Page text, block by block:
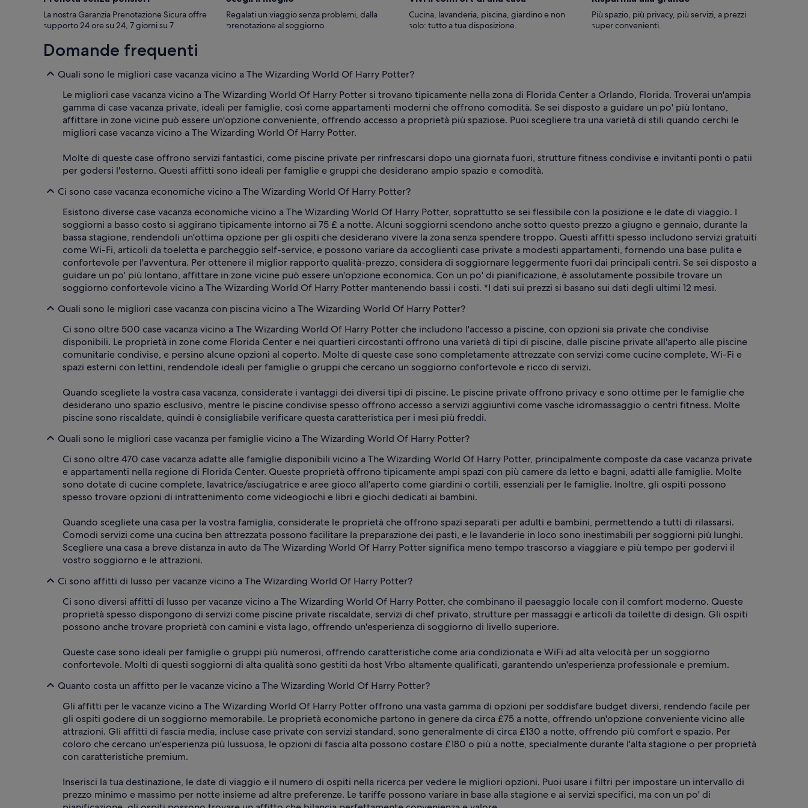
La nostra Garanzia Prenotazione Sicura offre
supporto 24 ore su 24, 7 giorni su 7.
Regalati un viaggio senza problemi, dalla
prenotazione al soggiorno.
Cucina, lavanderia, piscina, giardino e non
solo: tutto a tua disposizione.
Più spazio, più privacy, più servizi, a prezzi
super convenienti.
Domande frequenti
Quali sono le migliori case vacanza vicino a The Wizarding World Of Harry Potter?
Le migliori case vacanza vicino a The Wizarding World Of Harry Potter si trovano tipicamente nella zona di Florida Center a Orlando, Florida. Troverai un'ampia
gamma di case vacanza private, ideali per famiglie, così come appartamenti moderni che offrono comodità. Se sei disposto a guidare un po' più lontano,
affittare in zone vicine può essere un'opzione conveniente, offrendo accesso a proprietà più spaziose. Puoi scegliere tra una varietà di stili quando cerchi le
migliori case vacanza vicino a The Wizarding World Of Harry Potter.
Molte di queste case offrono servizi fantastici, come piscine private per rinfrescarsi dopo una giornata fuori, strutture fitness condivise e invitanti ponti o patii
per godersi l'esterno. Questi affitti sono ideali per famiglie e gruppi che desiderano ampio spazio e comodità.
Ci sono case vacanza economiche vicino a The Wizarding World Of Harry Potter?
Esistono diverse case vacanza economiche vicino a The Wizarding World Of Harry Potter, soprattutto se sei flessibile con la posizione e le date di viaggio. I
soggiorni a basso costo si aggirano tipicamente intorno ai 75 £ a notte. Alcuni soggiorni scendono anche sotto questo prezzo a giugno e gennaio, durante la
bassa stagione, rendendoli un'ottima opzione per gli ospiti che desiderano vivere la zona senza spendere troppo. Questi affitti spesso includono servizi gratuiti
come Wi-Fi, articoli da toeletta e parcheggio self-service, e possono variare da accoglienti case private a modesti appartamenti, fornendo una base pulita e
confortevole per l'avventura. Per ottenere il miglior rapporto qualità-prezzo, considera di soggiornare leggermente fuori dai principali centri. Se sei disposto a
guidare un po' più lontano, affittare in zone vicine può essere un'opzione economica. Con un po' di pianificazione, è assolutamente possibile trovare un
soggiorno confortevole vicino a The Wizarding World Of Harry Potter mantenendo bassi i costi. *I dati sui prezzi si basano sui dati degli ultimi 12 mesi.
Quali sono le migliori case vacanza con piscina vicino a The Wizarding World Of Harry Potter?
Ci sono oltre 500 case vacanza vicino a The Wizarding World Of Harry Potter che includono l'accesso a piscine, con opzioni sia private che condivise
disponibili. Le proprietà in zone come Florida Center e nei quartieri circostanti offrono una varietà di tipi di piscine, dalle piscine private all'aperto alle piscine
comunitarie condivise, e persino alcune opzioni al coperto. Molte di queste case sono completamente attrezzate con servizi come cucine complete, Wi-Fi e
spazi esterni con lettini, rendendole ideali per famiglie o gruppi che cercano un soggiorno confortevole e ricco di servizi.
Quando scegliete la vostra casa vacanza, considerate i vantaggi dei diversi tipi di piscine. Le piscine private offrono privacy e sono ottime per le famiglie che
desiderano uno spazio esclusivo, mentre le piscine condivise spesso offrono accesso a servizi aggiuntivi come vasche idromassaggio o centri fitness. Molte
piscine sono riscaldate, quindi è consigliabile verificare questa caratteristica per i mesi più freddi.
Quali sono le migliori case vacanza per famiglie vicino a The Wizarding World Of Harry Potter?
Ci sono oltre 470 case vacanza adatte alle famiglie disponibili vicino a The Wizarding World Of Harry Potter, principalmente composte da case vacanza private
e appartamenti nella regione di Florida Center. Queste proprietà offrono tipicamente ampi spazi con più camere da letto e bagni, adatti alle famiglie. Molte
sono dotate di cucine complete, lavatrice/asciugatrice e aree gioco all'aperto come giardini o cortili, essenziali per le famiglie. Inoltre, gli ospiti possono
spesso trovare opzioni di intrattenimento come videogiochi e libri e giochi dedicati ai bambini.
Quando scegliete una casa per la vostra famiglia, considerate le proprietà che offrono spazi separati per adulti e bambini, permettendo a tutti di rilassarsi.
Comodi servizi come una cucina ben attrezzata possono facilitare la preparazione dei pasti, e le lavanderie in loco sono inestimabili per soggiorni più lunghi.
Scegliere una casa a breve distanza in auto da The Wizarding World Of Harry Potter significa meno tempo trascorso a viaggiare e più tempo per godervi il
vostro soggiorno e le attrazioni.
Ci sono affitti di lusso per vacanze vicino a The Wizarding World Of Harry Potter?
Ci sono diversi affitti di lusso per vacanze vicino a The Wizarding World Of Harry Potter, che combinano il paesaggio locale con il comfort moderno. Queste
proprietà spesso dispongono di servizi come piscine private riscaldate, servizi di chef privato, strutture per massaggi e articoli da toilette di design. Gli ospiti
possono anche trovare proprietà con camini e vista lago, offrendo un'esperienza di soggiorno di livello superiore.
Queste case sono ideali per famiglie o gruppi più numerosi, offrendo caratteristiche come aria condizionata e WiFi ad alta velocità per un soggiorno
confortevole. Molti di questi soggiorni di alta qualità sono gestiti da host Vrbo altamente qualificati, garantendo un'esperienza professionale e premium.
Quanto costa un affitto per le vacanze vicino a The Wizarding World Of Harry Potter?
Gli affitti per le vacanze vicino a The Wizarding World Of Harry Potter offrono una vasta gamma di opzioni per soddisfare budget diversi, rendendo facile per
gli ospiti godere di un soggiorno memorabile. Le proprietà economiche partono in genere da circa £75 a notte, offrendo un'opzione conveniente vicino alle
attrazioni. Gli affitti di fascia media, incluse case private con servizi standard, sono generalmente di circa £130 a notte, offrendo più comfort e spazio. Per
coloro che cercano un'esperienza più lussuosa, le opzioni di fascia alta possono costare £180 o più a notte, specialmente durante l'alta stagione o per proprietà
con caratteristiche premium.
Inserisci la tua destinazione, le date di viaggio e il numero di ospiti nella ricerca per vedere le migliori opzioni. Puoi usare i filtri per impostare un intervallo di
prezzo minimo e massimo per notte insieme ad altre preferenze. Le tariffe possono variare in base alla stagione e ai servizi specifici, ma con un po' di